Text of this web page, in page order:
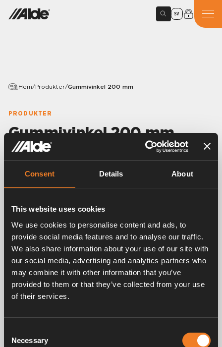
Consent Details About
This website uses cookies
We use cookies to personalise content and ads, to
provide social media features and to analyse our traffic.
We also share information about your use of our site with
our social media, advertising and analytics partners who
may combine it with other information that you’ve
provided to them or that they’ve collected from your use
of their services.
Selection
Necessary
SV
Hem/Produkter/Gummivinkel 200 mm
PRODUKTER
Gummivinkel 200 mm
Variants
EPDM 21,4 × 4,25 mm.
25 st/förp.
Frågor & svar